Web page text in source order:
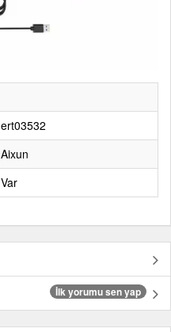
ert03532
Aixun
Var
İlk yorumu sen yap